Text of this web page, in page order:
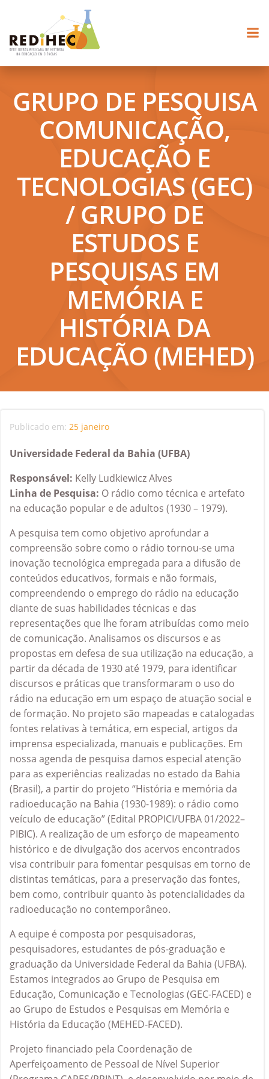
GRUPO DE PESQUISA
COMUNICAÇÃO,
EDUCAÇÃO E
TECNOLOGIAS (GEC)
/ GRUPO DE
ESTUDOS E
PESQUISAS EM
MEMÓRIA E
HISTÓRIA DA
EDUCAÇÃO (MEHED)
Publicado em: 25 janeiro
Universidade Federal da Bahia (UFBA)
Responsável: Kelly Ludkiewicz Alves
Linha de Pesquisa: O rádio como técnica e artefato
na educação popular e de adultos (1930 – 1979).
A pesquisa tem como objetivo aprofundar a
compreensão sobre como o rádio tornou-se uma
inovação tecnológica empregada para a difusão de
conteúdos educativos, formais e não formais,
compreendendo o emprego do rádio na educação
diante de suas habilidades técnicas e das
representações que lhe foram atribuídas como meio
de comunicação. Analisamos os discursos e as
propostas em defesa de sua utilização na educação, a
partir da década de 1930 até 1979, para identificar
discursos e práticas que transformaram o uso do
rádio na educação em um espaço de atuação social e
de formação. No projeto são mapeadas e catalogadas
fontes relativas à temática, em especial, artigos da
imprensa especializada, manuais e publicações. Em
nossa agenda de pesquisa damos especial atenção
para as experiências realizadas no estado da Bahia
(Brasil), a partir do projeto “História e memória da
radioeducação na Bahia (1930-1989): o rádio como
veículo de educação” (Edital PROPICI/UFBA 01/2022–
PIBIC). A realização de um esforço de mapeamento
histórico e de divulgação dos acervos encontrados
visa contribuir para fomentar pesquisas em torno de
distintas temáticas, para a preservação das fontes,
bem como, contribuir quanto às potencialidades da
radioeducação no contemporâneo.
A equipe é composta por pesquisadoras,
pesquisadores, estudantes de pós-graduação e
graduação da Universidade Federal da Bahia (UFBA).
Estamos integrados ao Grupo de Pesquisa em
Educação, Comunicação e Tecnologias (GEC-FACED) e
ao Grupo de Estudos e Pesquisas em Memória e
História da Educação (MEHED-FACED).
Projeto financiado pela Coordenação de
Aperfeiçoamento de Pessoal de Nível Superior